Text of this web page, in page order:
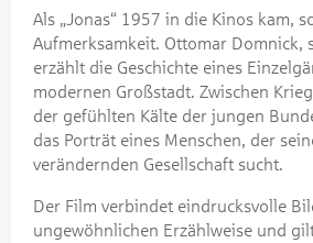
Als „Jonas“ 1957 in die Kinos kam,
Aufmerksamkeit. Ottomar Domnick,
erzählt die Geschichte eines
modernen Großstadt. Zwischen
der gefühlten Kälte der jungen
das Porträt eines Menschen, der
verändernden Gesellschaft sucht.
Der Film verbindet eindrucksvolle
ungewöhnlichen Erzählweise und